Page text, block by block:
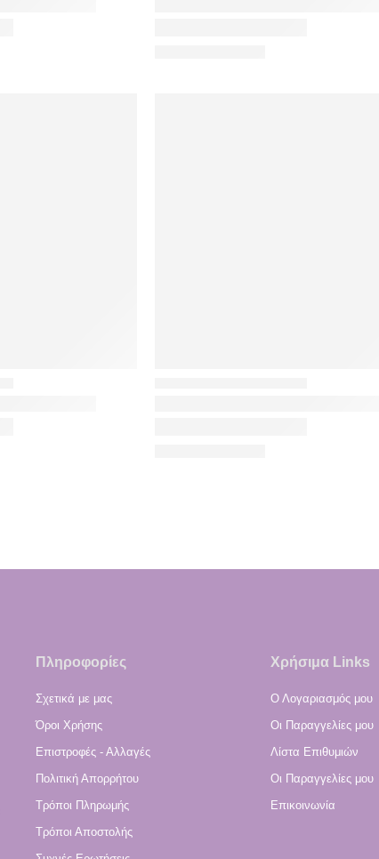
Πληροφορίες
Σχετικά με μας
Όροι Χρήσης
Επιστροφές - Αλλαγές
Πολιτική Απορρήτου
Τρόποι Πληρωμής
Τρόποι Αποστολής
Χρήσιμα Links
Ο Λογαριασμός μου
Οι Παραγγελίες μου
Λίστα Επιθυμιών
Οι Παραγγελίες μου
Επικοινωνία